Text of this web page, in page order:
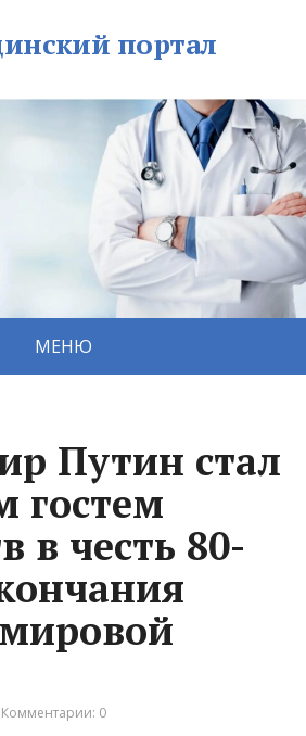
портал
МЕНЮ
Путин стал
гостем
в честь 80-
Комментарии: 0